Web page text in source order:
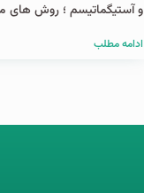
و آستیگماتیسم ؛ روش های
ادامه مطلب